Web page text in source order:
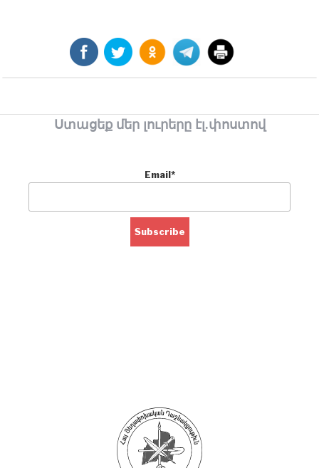
Ստացեք մեր լուրերը էլ.փոստով
Email*